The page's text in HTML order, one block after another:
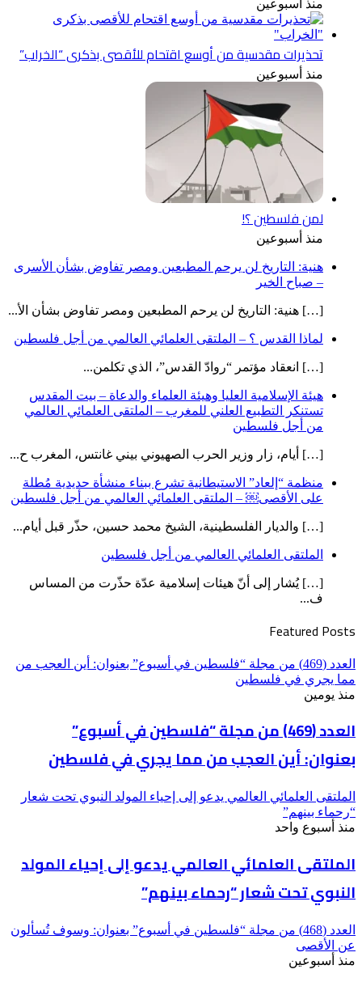
منذ أسبوعين
تحذيرات مقدسية من أوسع اقتحام للأقصى بذكرى “الخراب”
منذ أسبوعين
لمن فلسطين ؟!
منذ أسبوعين
هنية: التاريخ لن يرحم المطبعين ومصر تفاوض بشأن الأسرى
– صباح الخير
[…] هنية: التاريخ لن يرحم المطبعين ومصر تفاوض بشأن الأ...
لماذا القدس ؟ – الملتقى العلمائي العالمي من أجل فلسطين
[…] انعقاد مؤتمر “روادّ القدس”، الذي تكلمن...
هيئة الإسلامية العليا وهيئة العلماء والدعاة – بيت المقدس
تستنكر التطبيع العلني للمغرب – الملتقى العلمائي العالمي
من أجل فلسطين
[…] أيام، زار وزير الحرب الصهيوني بيني غانتس، المغرب ح...
منظمة “إلعاد” الاستيطانية تشرع ببناء منشأة حديدية مُطلة
على الأقصى￼ – الملتقى العلمائي العالمي من أجل فلسطين
[…] والديار الفلسطينية، الشيخ محمد حسين، حذّر قبل أيام...
الملتقى العلمائي العالمي من أجل فلسطين
[…] يُشار إلى أنّ هيئات إسلامية عدّة حذّرت من المساس
ف...
Featured Posts
العدد (469) من مجلة “فلسطين في أسبوع” بعنوان: أين العجب من
مما يجري في فلسطين
منذ يومين
العدد (469) من مجلة “فلسطين في أسبوع”
بعنوان: أين العجب من مما يجري في فلسطين
الملتقى العلمائي العالمي يدعو إلى إحياء المولد النبوي تحت شعار
“رحماء بينهم”
منذ أسبوع واحد
الملتقى العلمائي العالمي يدعو إلى إحياء المولد
النبوي تحت شعار “رحماء بينهم”
العدد (468) من مجلة “فلسطين في أسبوع” بعنوان: وسوف تُسألون
عن الأقصى
منذ أسبوعين